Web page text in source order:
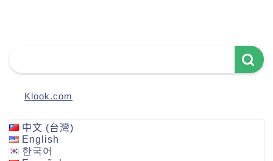
Klook.com
中文 (台灣)
English
한국어